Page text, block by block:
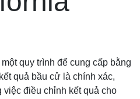
quy trình để cung cấp bằng
quả bầu cử là chính xác,
việc điều chỉnh kết quả cho